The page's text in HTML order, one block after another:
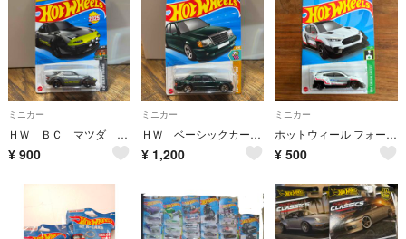
ミニカー
ＨＷ ＢＣ マツダ ＭＸ−５ ミアータ
¥ 900
ミニカー
ＨＷ ベーシックカー メルセデス・ベンツ ５００Ｅ
¥ 1,200
ミニカー
ホットウィール フォード マスタング マッハE 1400
¥ 500